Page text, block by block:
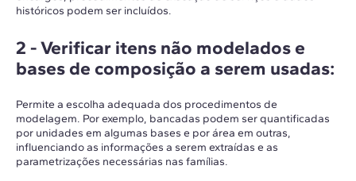
históricos podem ser incluídos.
2 -Verificar itens não modelados e
bases de composição a serem usadas:
Permite a escolha adequada dos procedimentos de
modelagem. Por exemplo, bancadas podem ser quantificadas
por unidades em algumas bases e por área em outras,
influenciando as informações a serem extraídas e as
parametrizações necessárias nas famílias.